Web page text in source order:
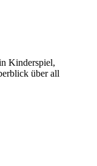
Kinderspiel,
über all